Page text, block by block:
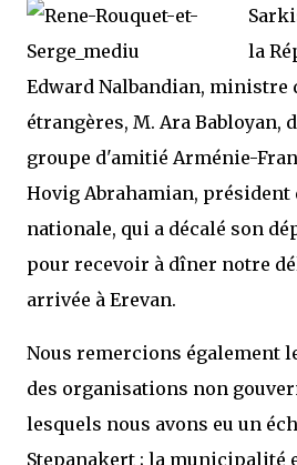
la
Edward Nalbandian, ministre
étrangères, M. Ara Babloyan,
groupe d'amitié Arménie-
Hovig Abrahamian, président
nationale, qui a décalé son
pour recevoir à dîner notre
arrivée à Erevan.
Nous remercions également
des organisations non
lesquels nous avons eu un
Stepanakert ; la municipalité